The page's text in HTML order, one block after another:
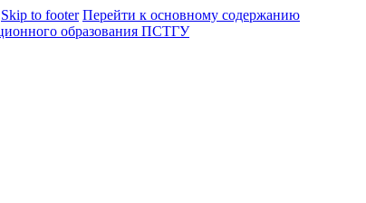
Skip to footer Перейти к основному содержанию